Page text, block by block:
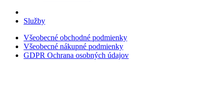
Služby
Všeobecné obchodné podmienky
Všeobecné nákupné podmienky
GDPR Ochrana osobných údajov